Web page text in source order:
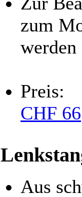
zum
werden
Preis:
CHF 66
Aus